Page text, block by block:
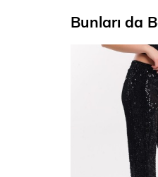
Bunları da